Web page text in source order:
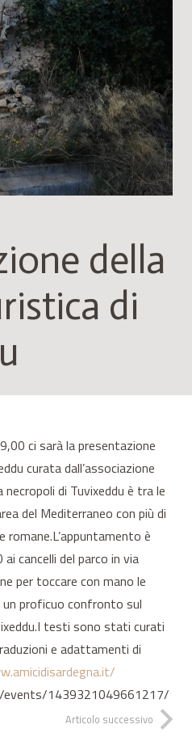
della
di
ci sarà la presentazione
curata dall’associazione
necropoli di Tuvixeddu è tra le
del Mediterraneo con più di
romane.L’appuntamento è
cancelli del parco in via
per toccare con mano le
un proficuo confronto sul
testi sono stati curati
e adattamenti di
1439321049661217/
Articolo successivo